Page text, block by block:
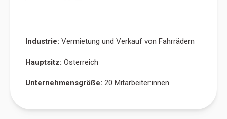
Industrie: Vermietung und Verkauf von Fahrrädern
Hauptsitz: Österreich
Unternehmensgröße: 20 Mitarbeiter:innen